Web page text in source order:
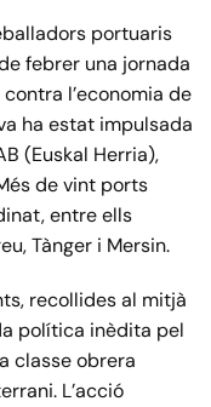
portuaris
febrer una jornada
l’economia de
ha estat impulsada
(Euskal Herria),
de vint ports
entre ells
Tànger i Mersin.
recollides al mitjà
política inèdita pel
classe obrera
L’acció